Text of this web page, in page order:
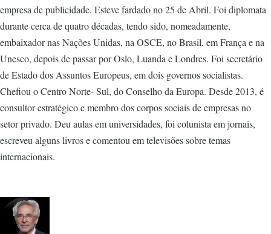
empresa de publicidade. Esteve fardado no 25 de Abril. Foi diplomata
durante cerca de quatro décadas, tendo sido, nomeadamente,
embaixador nas Nações Unidas, na OSCE, no Brasil, em França e na
Unesco, depois de passar por Oslo, Luanda e Londres. Foi secretário
de Estado dos Assuntos Europeus, em dois governos socialistas.
Chefiou o Centro Norte- Sul, do Conselho da Europa. Desde 2013, é
consultor estratégico e membro dos corpos sociais de empresas no
setor privado. Deu aulas em universidades, foi colunista em jornais,
escreveu alguns livros e comentou em televisões sobre temas
internacionais.